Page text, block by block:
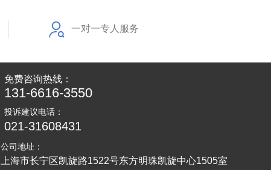
一对一专人服务
免费咨询热线：
131-6616-3550
投诉建议电话：
021-31608431
公司地址：
上海市长宁区凯旋路1522号东方明珠凯旋中心1505室